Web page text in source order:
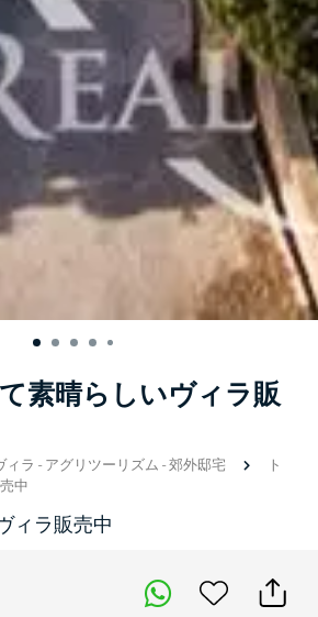
素晴らしいヴィラ販
ィラ -アグリツーリズム-郊外邸宅
ト
中
ィラ販売中